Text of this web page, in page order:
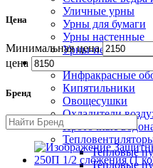
Уличные урны
Урны для бумаги
Урны настенные
Урны-пепельницы
Климатическая техника
Инфракрасные
Кипятильники
Овощесушки
Охладители
Проточные
Тепловые
Тепловые
Цена
Минимальная цена
цена
Бренд